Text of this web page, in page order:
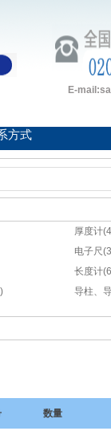
E-
方式
厚度计
电子尺
长度计
导柱、
数量